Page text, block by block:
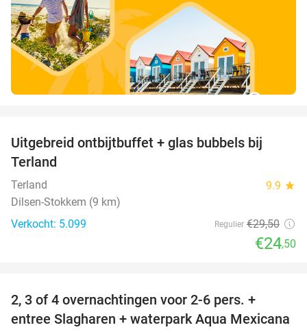
Uitgebreid ontbijtbuffet + glas bubbels bij
Terland
Terland 9.9 star
Dilsen-Stokkem (9 km)
Verkocht: 5.099
Regulier €29,50
€24,50
2, 3 of 4 overnachtingen voor 2-6 pers. +
entree Slagharen + waterpark Aqua Mexicana